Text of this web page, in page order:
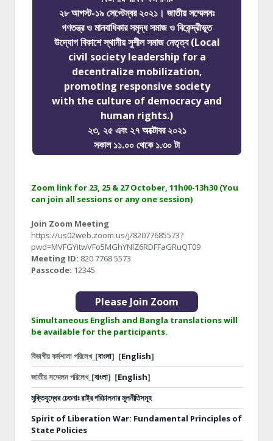
২৮ আগস্ট-১৯ সেপ্টেম্বর ২০২১। জাতীয় সম্মেলনঃ
গণতন্ত্র ও মানবাধিকার সমৃদ্ধ সমাজ ও বিকেন্দ্রীভূত
উদ্যোগ বিকাশে স্থানীয় সুশীল সমাজ নেতৃত্ব (Local
civil society leadership for a
decentralize mobilization,
promoting responsive society
with the culture of democracy and
human rights.)
২৩, ২৫ এবং ২৭ অক্টোবর ২০২১
সকাল ১১.০০ থেকে ১.৩০ টা
Zoom link for 23, 25 & 27 October, 11h00-13h30 (You
can join all sessions or any one session)
Join Zoom Meeting
https://us02web.zoom.us/j/82077685573?
pwd=MVFGYitwVFo5MGhYNlZ6RDFFaGRuQT09
Meeting ID: 820 7768 5573
Passcode: 12345
Please Join Zoom
Simultaneous English and Bangla translations will
be available for the participants.
বিভাগীয় কর্মশালা পরিলেখ_[বাংলা] [English]
জাতীয় সম্মেলন পরিলেখ_[বাংলা] [English]
মুক্তিযুদ্ধের চেতনাঃ রাষ্ট্র পরিচালনার মূলনীতিসমূহ
Spirit of Liberation War: Fundamental Principles of
State Policies